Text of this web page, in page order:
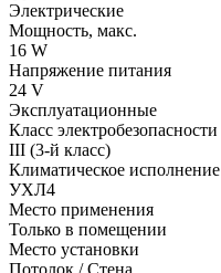
Электрические
Мощность, макс.
16 W
Напряжение питания
24 V
Эксплуатационные
Класс электробезопасности
III (3-й класс)
Климатическое исполнение
УХЛ4
Место применения
Только в помещении
Место установки
Потолок / Cтена